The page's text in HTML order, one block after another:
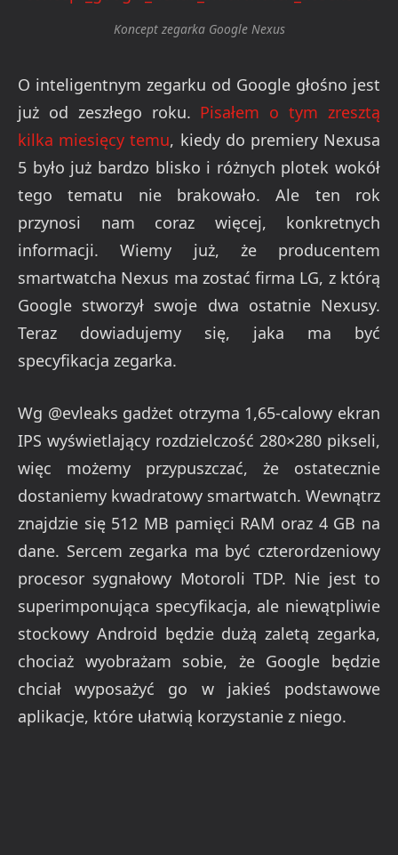
Koncept zegarka Google Nexus
O inteligentnym zegarku od Google głośno jest
już od zeszłego roku. Pisałem o tym zresztą
kilka miesięcy temu, kiedy do premiery Nexusa
5 było już bardzo blisko i różnych plotek wokół
tego tematu nie brakowało. Ale ten rok
przynosi nam coraz więcej, konkretnych
informacji. Wiemy już, że producentem
smartwatcha Nexus ma zostać firma LG, z którą
Google stworzył swoje dwa ostatnie Nexusy.
Teraz dowiadujemy się, jaka ma być
specyfikacja zegarka.
Wg @evleaks gadżet otrzyma 1,65-calowy ekran
IPS wyświetlający rozdzielczość 280×280 pikseli,
więc możemy przypuszczać, że ostatecznie
dostaniemy kwadratowy smartwatch. Wewnątrz
znajdzie się 512 MB pamięci RAM oraz 4 GB na
dane. Sercem zegarka ma być czterordzeniowy
procesor sygnałowy Motoroli TDP. Nie jest to
superimponująca specyfikacja, ale niewątpliwie
stockowy Android będzie dużą zaletą zegarka,
chociaż wyobrażam sobie, że Google będzie
chciał wyposażyć go w jakieś podstawowe
aplikacje, które ułatwią korzystanie z niego.